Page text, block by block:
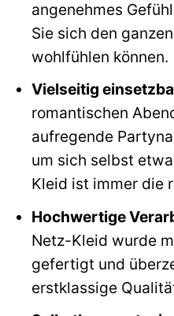
angenehmes
Sie sich den
wohlfühlen können.
Vielseitig
romantischen
aufregende
um sich selbst
Kleid ist immer die
Hochwertige
Netz-Kleid wurde
gefertigt und
erstklassige